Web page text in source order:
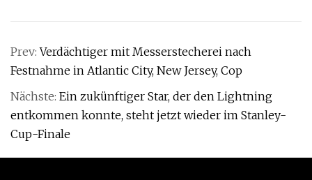
Prev:Verdächtiger mit Messerstecherei nach
Festnahme in Atlantic City, New Jersey, Cop
Nächste: Ein zukünftiger Star, der den Lightning
entkommen konnte, steht jetzt wieder im Stanley-
Cup-Finale